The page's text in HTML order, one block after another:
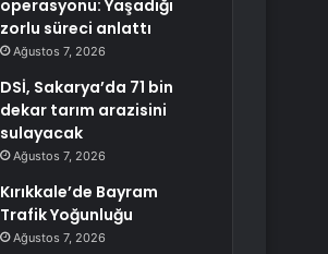
operasyonu: Yaşadığı
zorlu süreci anlattı
Ağustos 7, 2026
DSİ, Sakarya’da 71 bin
dekar tarım arazisini
sulayacak
Ağustos 7, 2026
Kırıkkale’de Bayram
Trafik Yoğunluğu
Ağustos 7, 2026